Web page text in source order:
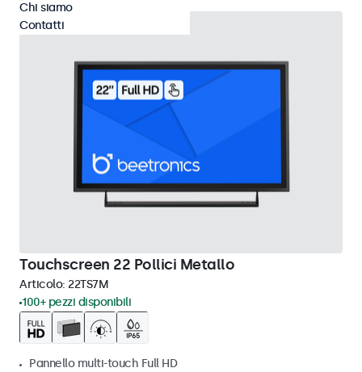
Touchscreen 22 Pollici Metallo
Articolo: 22TS7M
100+ pezzi disponibili
Pannello multi-touch Full HD
Chi siamo
Contatti